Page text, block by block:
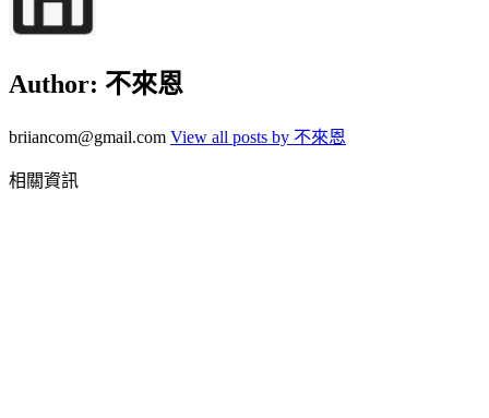
Author: 不來恩
briiancom@gmail.com View all posts by 不來恩
相關資訊